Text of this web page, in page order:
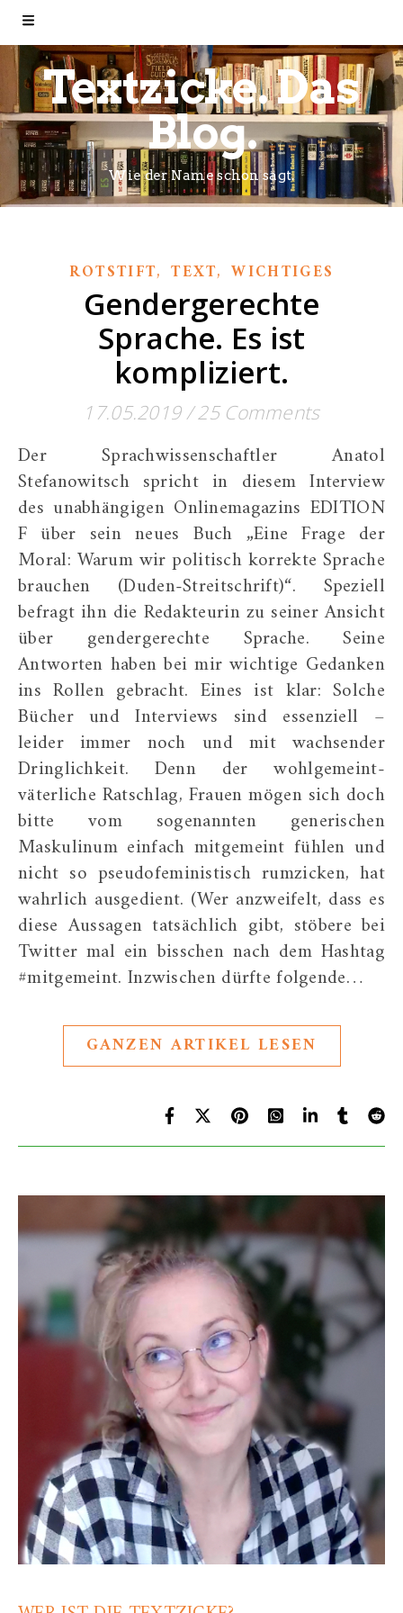
Textzicke. Das
Blog.
Wie der Name schon sagt.
ROTSTIFT,TEXT,WICHTIGES
Gendergerechte
Sprache. Es ist
kompliziert.
17.05.2019 / 25 Comments
Der Sprachwissenschaftler Anatol
Stefanowitsch spricht in diesem Interview
des unabhängigen Onlinemagazins EDITION
F über sein neues Buch „Eine Frage der
Moral: Warum wir politisch korrekte Sprache
brauchen (Duden-Streitschrift)“. Speziell
befragt ihn die Redakteurin zu seiner Ansicht
über gendergerechte Sprache. Seine
Antworten haben bei mir wichtige Gedanken
ins Rollen gebracht. Eines ist klar: Solche
Bücher und Interviews sind essenziell –
leider immer noch und mit wachsender
Dringlichkeit. Denn der wohlgemeint-
väterliche Ratschlag, Frauen mögen sich doch
bitte vom sogenannten generischen
Maskulinum einfach mitgemeint fühlen und
nicht so pseudofeministisch rumzicken, hat
wahrlich ausgedient. (Wer anzweifelt, dass es
diese Aussagen tatsächlich gibt, stöbere bei
Twitter mal ein bisschen nach dem Hashtag
#mitgemeint. Inzwischen dürfte folgende…
GANZEN ARTIKEL LESEN